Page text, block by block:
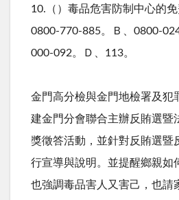
10.（）毒品危害防制中心的免
0800-770-885。Ｂ、0800-
000-092。Ｄ、113。
金門高分檢與金門地檢署及犯
建金門分會聯合主辦反賄選暨
獎徵答活動，並針對反賄選暨
行宣導與說明。並提醒鄉親如
也強調毒品害人又害己，也請